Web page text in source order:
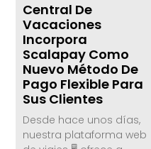
Central De
Vacaciones
Incorpora
Scalapay Como
Nuevo Método De
Pago Flexible Para
Sus Clientes
Desde hace unos días,
nuestra plataforma web